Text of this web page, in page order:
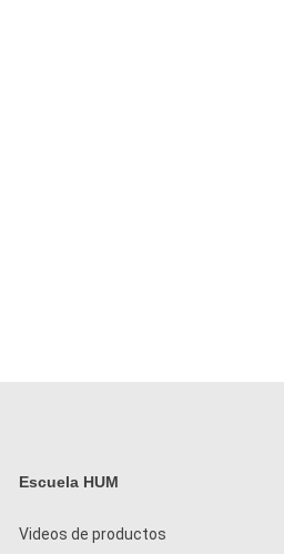
Escuela HUM
Videos de productos